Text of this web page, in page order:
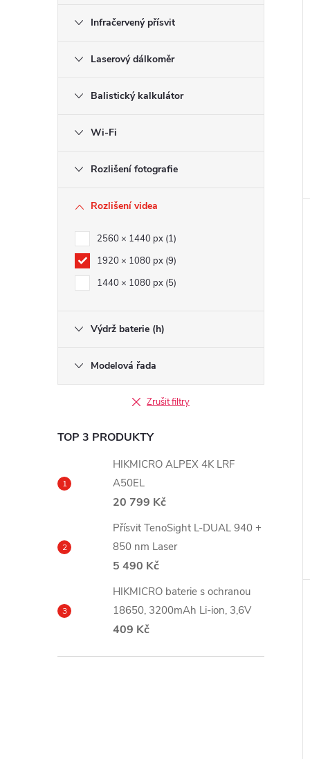
Infračervený přísvit
Laserový dálkoměr
Balistický kalkulátor
Wi-Fi
Rozlišení fotografie
Rozlišení videa
2560 × 1440 px 1
1920 × 1080 px 9
1440 × 1080 px 5
Výdrž baterie (h)
Modelová řada
Zrušit filtry
TOP 3 PRODUKTY
HIKMICRO ALPEX 4K LRF
A50EL
20 799 Kč
Přísvit TenoSight L-DUAL 940 +
850 nm Laser
5 490 Kč
HIKMICRO baterie s ochranou
18650, 3200mAh Li-ion, 3,6V
409 Kč